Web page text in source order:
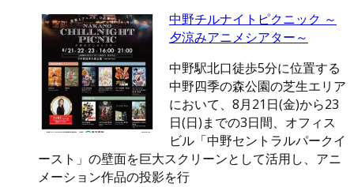
中野チルナイトピクニック ～
夕涼みアニメシアター～
中野駅北口徒歩5分に位置する
中野四季の森公園の芝生エリア
において、8月21日(金)から23
日(日)までの3日間、オフィス
ビル「中野セントラルパークイ
ースト」の壁面を巨大スクリーンとして活用し、アニ
メーション作品の投影を行